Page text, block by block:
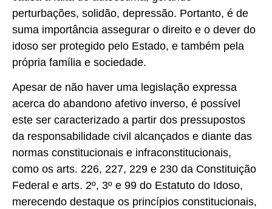
perturbações, solidão, depressão. Portanto, é de
suma importância assegurar o direito e o dever do
idoso ser protegido pelo Estado, e também pela
própria família e sociedade.
Apesar de não haver uma legislação expressa
acerca do abandono afetivo inverso, é possível
este ser caracterizado a partir dos pressupostos
da responsabilidade civil alcançados e diante das
normas constitucionais e infraconstitucionais,
como os arts. 226, 227, 229 e 230 da Constituição
Federal e arts. 2º, 3º e 99 do Estatuto do Idoso,
merecendo destaque os princípios constitucionais,